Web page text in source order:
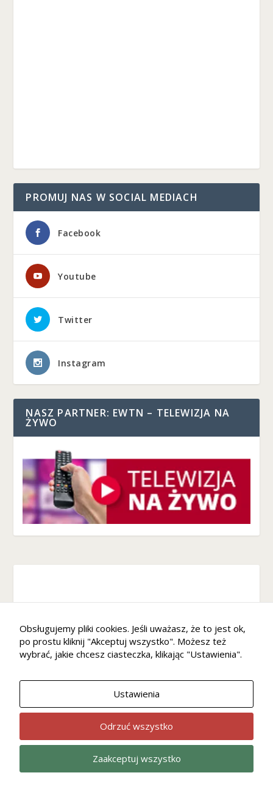
PROMUJ NAS W SOCIAL MEDIACH
Facebook
Youtube
Twitter
Instagram
NASZ PARTNER: EWTN – TELEWIZJA NA
ŻYWO
Obsługujemy pliki cookies. Jeśli uważasz, że to jest ok,
po prostu kliknij "Akceptuj wszystko". Możesz też
wybrać, jakie chcesz ciasteczka, klikając "Ustawienia".
Ustawienia
Odrzuć wszystko
Zaakceptuj wszystko